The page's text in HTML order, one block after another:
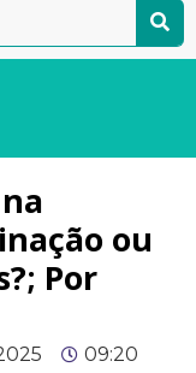
ou
Por
09:20